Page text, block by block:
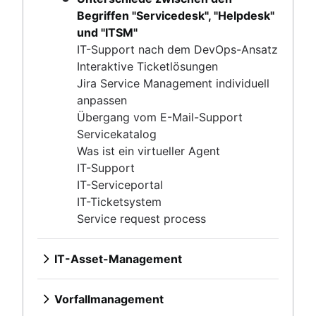
IT-Serviceportal
IT-Ticketsystem
Service request process
IT-Asset-Management
Überblick
Configuration Management Databases (CMDs)
Konfigurationsmanagement und Asset-Management
Best Practices für das IT- und Software-Asset-
Management
Asset-Verfolgung
Hardware-Asset-Management
Asset-Management-Lebenszyklus
Vorfallmanagement
Überblick
IT Service Continuity Management (ITSCM)
Informationen zu Vorfällen
Überblick
Vorlagen
Workshop
Incident Response
Überblick
Einsatzleiter
Luftfahrt
Rollen und Zuständigkeiten
Bereitschaftsdienst
Überblick
Bereitschaftspläne
Alarm-Fatigue
Tools
Vorlage
IT-Management
Überblick
Problemmanagement
Überblick
Vorlage
Rollen und Zuständigkeiten
Prozess
Überblick
Best Practices
Rollen und Zuständigkeiten
Überblick
Begriffen "Servicedesk", "Helpdesk"
und "ITSM"
IT-Support nach dem DevOps-Ansatz
Interaktive Ticketlösungen
Jira Service Management individuell
anpassen
Übergang vom E-Mail-Support
Servicekatalog
Was ist ein virtueller Agent
IT-Support
IT-Serviceportal
IT-Ticketsystem
Service request process
IT-Asset-Management
Überblick
Configuration Management
Databases (CMDs)
Vorfallmanagement